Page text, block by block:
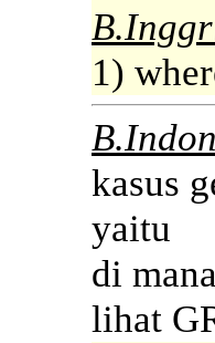
1)
kasus
yaitu
di
lihat